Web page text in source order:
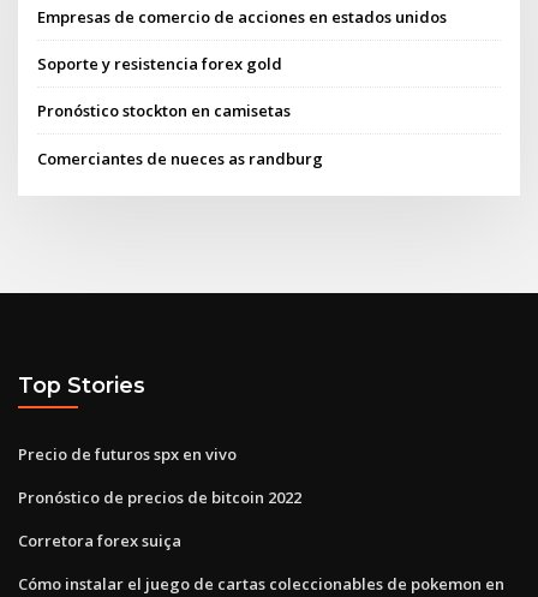
Empresas de comercio de acciones en estados unidos
Soporte y resistencia forex gold
Pronóstico stockton en camisetas
Comerciantes de nueces as randburg
Top Stories
Precio de futuros spx en vivo
Pronóstico de precios de bitcoin 2022
Corretora forex suiça
Cómo instalar el juego de cartas coleccionables de pokemon en